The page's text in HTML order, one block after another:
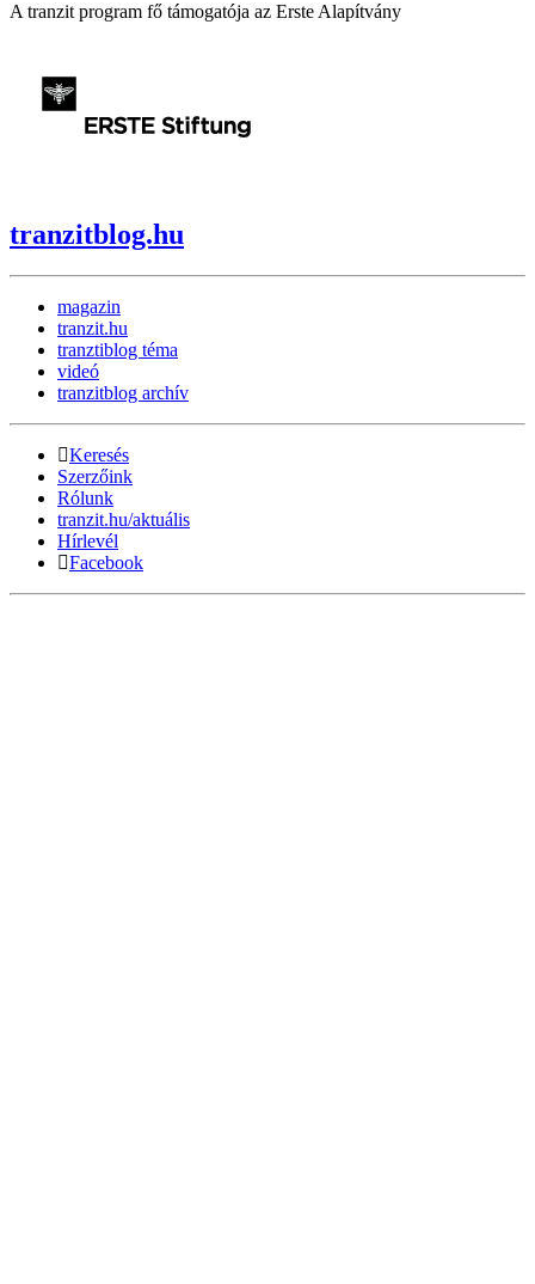
A tranzit program fő támogatója az Erste Alapítvány
tranzitblog.hu
magazin
tranzit.hu
tranztiblog téma
videó
tranzitblog archív
Keresés
Szerzőink
Rólunk
tranzit.hu/aktuális
Hírlevél
Facebook